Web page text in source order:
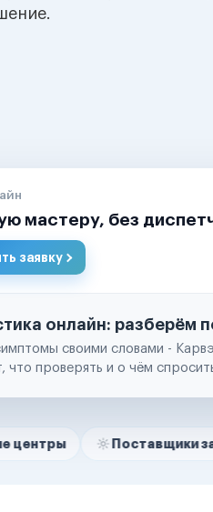
мастеру, без
заявку
онлайн: разберём
своими словами -
что проверять и о чём
Поставщики запчастей